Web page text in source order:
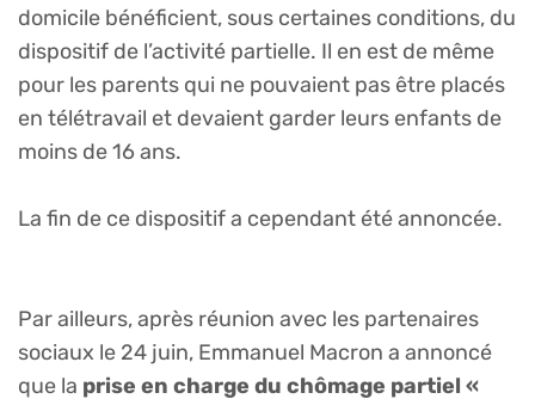
domicile bénéficient, sous certaines conditions, du
dispositif de l’activité partielle. Il en est de même
pour les parents qui ne pouvaient pas être placés
en télétravail et devaient garder leurs enfants de
moins de 16 ans.
La fin de ce dispositif a cependant été annoncée.
Par ailleurs, après réunion avec les partenaires
sociaux le 24 juin, Emmanuel Macron a annoncé
que la prise en charge du chômage partiel «